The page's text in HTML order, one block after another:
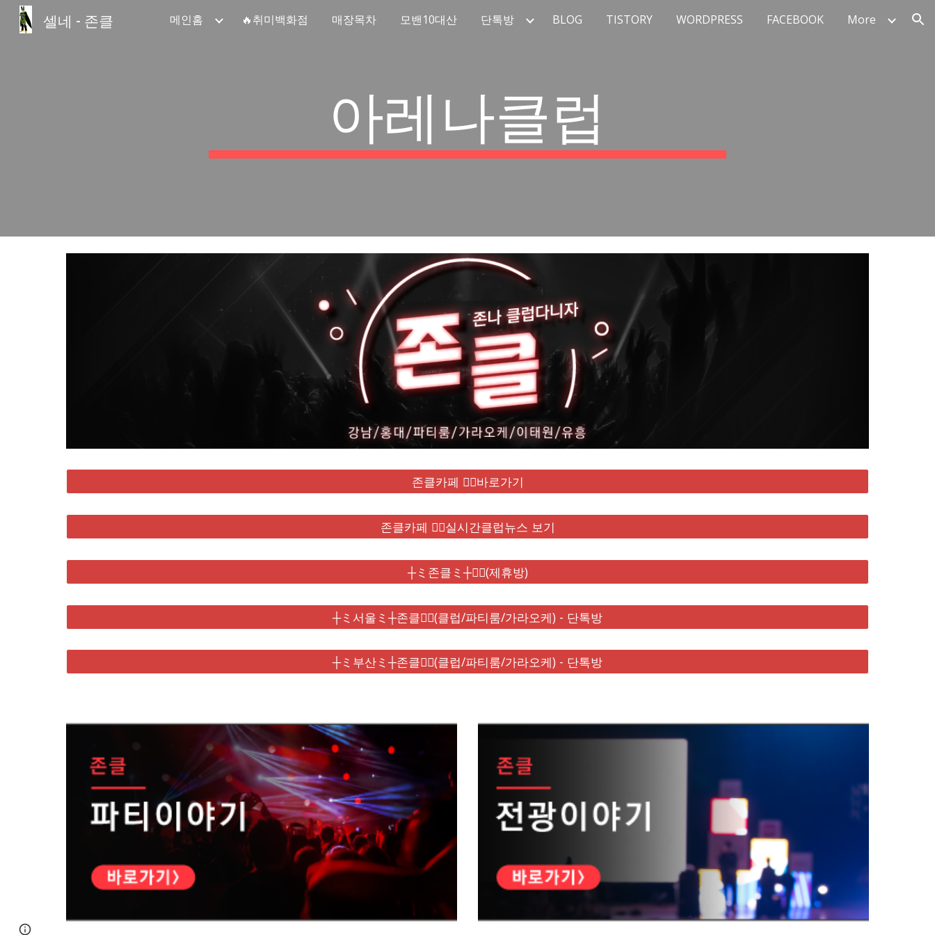
Skip to main content Skip to navigation
셀네 - 존클 메인홈 🔥취미백화점 매장목차 모밴10대산 단톡방 BLOG TISTORY WORDPRESS FACEBOOK More
아레나클럽
존클카페 ❤️‍🔥바로가기
존클카페 ❤️‍🔥실시간클럽뉴스 보기
┼ミ존클ミ┼❤️‍🔥(제휴방)
┼ミ서울ミ┼존클❤️‍🔥(클럽/파티룸/가라오케) - 단톡방
┼ミ부산ミ┼존클❤️‍🔥(클럽/파티룸/가라오케) - 단톡방